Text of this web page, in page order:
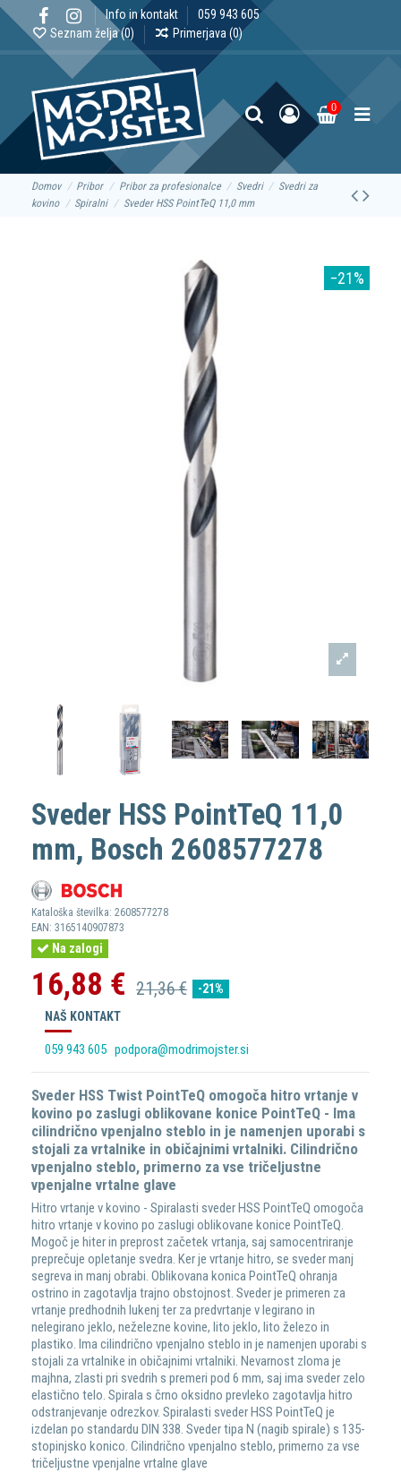
Info in kontakt
059 943 605
Seznam želja (0) Primerjava (0)
0
Domov Pribor Pribor za profesionalce Svedri
Svedri za
kovino
Spiralni Sveder HSS PointTeQ 11,0 mm
−21%
Sveder HSS PointTeQ 11,0
mm, Bosch 2608577278
Kataloška številka: 2608577278
EAN: 3165140907873
Na zalogi
16,88 € 21,36 €
-21%
NAŠ KONTAKT
059 943 605 podpora@modrimojster.si
Sveder HSS Twist PointTeQ omogoča hitro vrtanje v
kovino po zaslugi oblikovane konice PointTeQ - Ima
cilindrično vpenjalno steblo in je namenjen uporabi s
stojali za vrtalnike in običajnimi vrtalniki. Cilindrično
vpenjalno steblo, primerno za vse tričeljustne
vpenjalne vrtalne glave
Hitro vrtanje v kovino - Spiralasti sveder HSS PointTeQ omogoča
hitro vrtanje v kovino po zaslugi oblikovane konice PointTeQ.
Mogoč je hiter in preprost začetek vrtanja, saj samocentriranje
preprečuje opletanje svedra. Ker je vrtanje hitro, se sveder manj
segreva in manj obrabi. Oblikovana konica PointTeQ ohranja
ostrino in zagotavlja trajno obstojnost. Sveder je primeren za
vrtanje predhodnih lukenj ter za predvrtanje v legirano in
nelegirano jeklo, neželezne kovine, lito jeklo, lito železo in
plastiko. Ima cilindrično vpenjalno steblo in je namenjen uporabi s
stojali za vrtalnike in običajnimi vrtalniki. Nevarnost zloma je
majhna, zlasti pri svedrih s premeri pod 6 mm, saj ima sveder zelo
elastično telo. Spirala s črno oksidno prevleko zagotavlja hitro
odstranjevanje odrezkov. Spiralasti sveder HSS PointTeQ je
izdelan po standardu DIN 338. Sveder tipa N (nagib spirale) s 135-
stopinjsko konico. Cilindrično vpenjalno steblo, primerno za vse
tričeljustne vpenjalne vrtalne glave